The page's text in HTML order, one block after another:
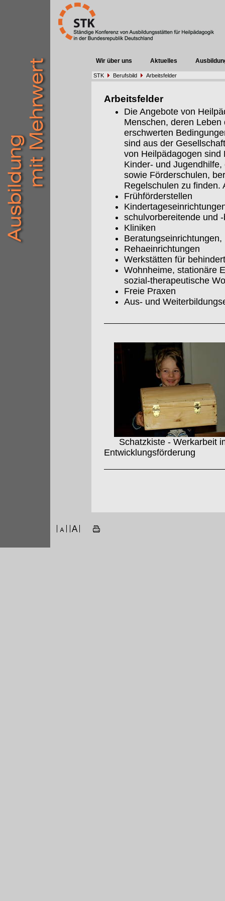
Wir über uns Aktuelles
STK Berufsbild Arbeitsfelder
Arbeitsfelder
Die Angebote von
Menschen, deren
erschwerten
sind aus der
von Heilpädagogen sind
Kinder- und
sowie Förderschulen,
Regelschulen zu finden.
Frühförderstellen
schulvorbereitende und
Kliniken
Beratungseinrichtungen,
Rehaeinrichtungen
Werkstätten für
Wohnheime, stationäre
sozial-therapeutische
Freie Praxen
Aus- und
Schatzkiste - Werkarbeit
Entwicklungsförderung